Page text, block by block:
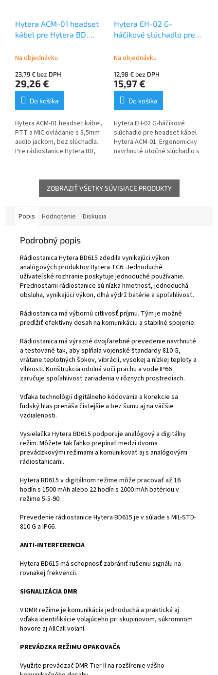
Hytera ACM-01 headset
kábel pre Hytera BD,
Na objednávku
23,79 € bez DPH
29,26 €
Do košíka
Hytera ACM-01 headset kábel,
PTT a MIC ovládanie s 3,5mm
audio jackom, bez slúchadla.
Pre rádiostanice Hytera BD,
ES-02, EH-01, EH-02 alebo
EHS20. Môže byť uchytený pre
pohodlné nosenie. Ochrana
Hytera EH-02 G-
háčikové slúchadlo pre
Na objednávku
12,98 € bez DPH
15,97 €
Do košíka
Hytera EH-02 G-háčikové
slúchadlo pre headset kábel
Hytera ACM-01. Ergonomicky
navrhnuté otočné slúchadlo s
ZOBRAZIŤ VŠETKY SÚVISIACE PRODUKTY
Popis Hodnotenie Diskusia
Podrobný popis
Rádiostanica Hytera BD615 zdedila vynikajúci výkon
analógových produktov Hytera TC6. Jednoduché
užívateľské rozhranie poskytuje jednoduché používanie.
Prednosťami rádiostanice sú nízka hmotnosť, jednoduchá
obsluha, vynikajúci výkon, dlhá výdrž batérie a spoľahlivosť.
Rádiostanica má výbornú citlivosť príjmu. Tým je možné
predĺžiť efektívny dosah na komunikáciu a stabilné spojenie.
Rádiostanica má výrazné dvojfarebné prevedenie navrhnuté
a testované tak, aby spĺňala vojenské štandardy 810 G,
vrátane teplotných šokov, vibrácií, vysokej a nízkej teploty a
vlhkosti. Konštrukcia odolná voči prachu a vode IP66
zaručuje spoľahlivosť zariadenia v rôznych prostrediach.
Vďaka technológii digitálneho kódovania a korekcie sa
ľudský hlas prenáša čistejšie a bez šumu aj na väčšie
vzdialenosti.
Vysielačka Hytera BD615 podporuje analógový a digitálny
režim. Môžete tak ľahko prepínať medzi dvoma
prevádzkovými režimami a komunikovať aj s analógovými
rádiostanicami.
Hytera BD615 v digitálnom režime môže pracovať až 16
hodín s 1500 mAh alebo 22 hodín s 2000 mAh batériou v
režime 5-5-90.
Prevedenie rádiostanice Hytera BD615 je v súlade s MIL-STD-
810 G a IP66.
ANTI-INTERFERENCIA
Hytera BD615 má schopnosť zabrániť rušeniu signálu na
rovnakej frekvencii.
SIGNALIZÁCIA DMR
V DMR režime je komunikácia jednoduchá a praktická aj
vďaka identifikácie volajúceho pri skupinovom, súkromnom
hovore aj AllCall volaní.
PREVÁDZKA REŽIMU OPAKOVAČA
Využite prevádzač DMR Tier II na rozšírenie vášho